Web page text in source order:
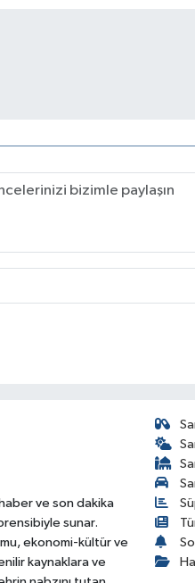
ve son dakika
sunar.
ekonomi-kültür ve
kaynaklara ve